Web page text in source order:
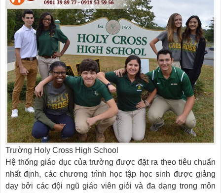
Trường Holy Cross High School
Hệ thống giáo dục của trường được đặt ra theo tiêu chuẩn
nhất định, các chương trình học tập học sinh được giảng
dạy bởi các đội ngũ giáo viên giỏi và đa dạng trong môn